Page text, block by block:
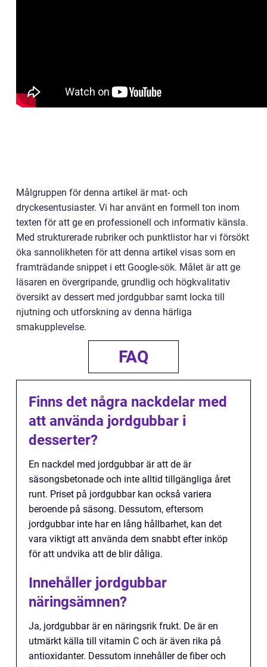
Målgruppen för denna artikel är mat- och
dryckesentusiaster. Vi har använt en formell ton inom
texten för att ge en professionell och informativ känsla.
Med strukturerade rubriker och punktlistor har vi försökt
öka sannolikheten för att denna artikel visas som en
framträdande snippet i ett Google-sök. Målet är att ge
läsaren en övergripande, grundlig och högkvalitativ
översikt av dessert med jordgubbar samt locka till
njutning och utforskning av denna härliga
smakupplevelse.
FAQ
Finns det några nackdelar med
att använda jordgubbar i
desserter?
En nackdel med jordgubbar är att de är
säsongsbetonade och inte alltid tillgängliga året
runt. Priset på jordgubbar kan också variera
beroende på säsong. Dessutom, eftersom
jordgubbar inte har en lång hållbarhet, kan det
vara viktigt att använda dem snabbt efter inköp
för att undvika att de blir dåliga.
Innehåller jordgubbar
näringsämnen?
Ja, jordgubbar är en näringsrik frukt. De är en
utmärkt källa till vitamin C och är även rika på
antioxidanter. Dessutom innehåller de fiber och